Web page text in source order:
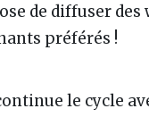
de diffuser des
préférés !
le cycle